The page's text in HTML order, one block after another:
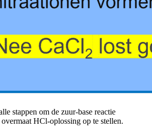
stappen om de zuur-base reactie
HCl-oplossing op te stellen.